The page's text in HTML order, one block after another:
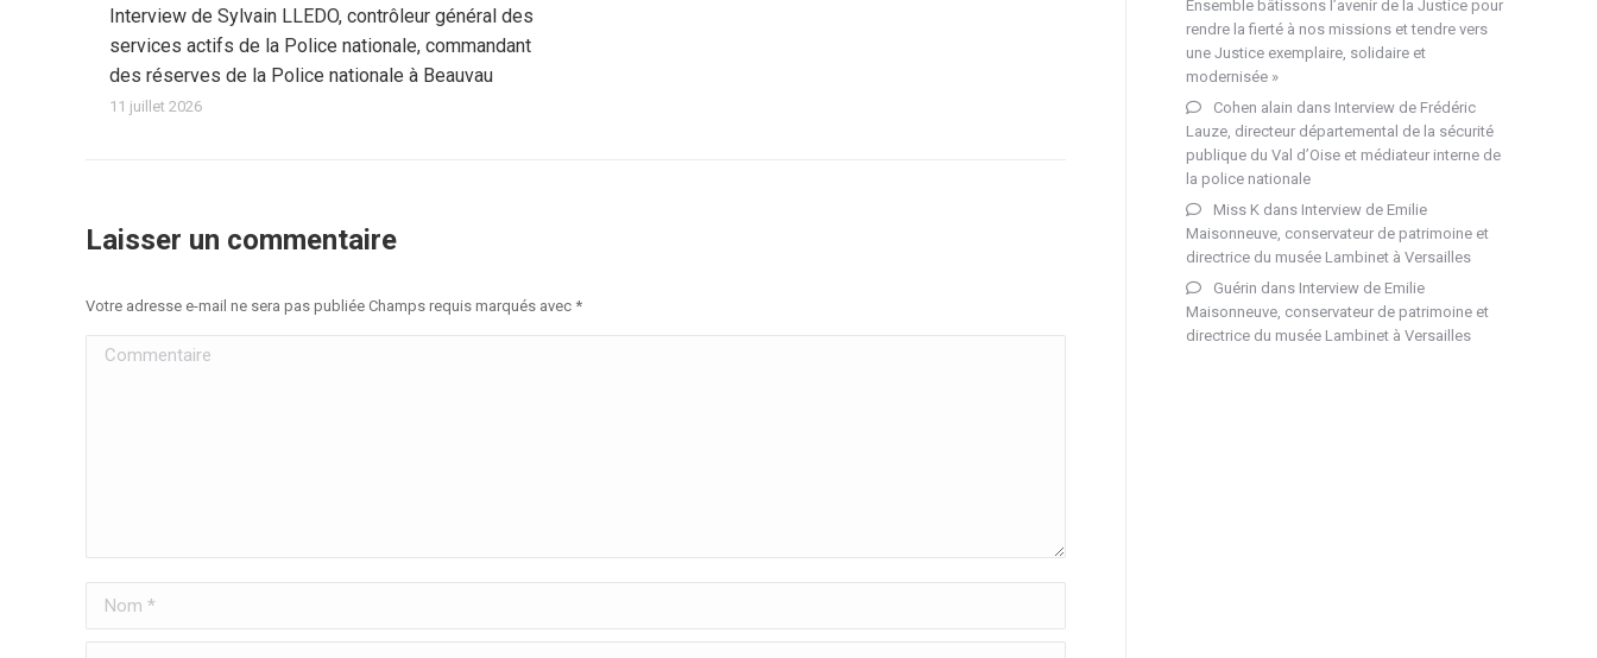
Interview de Sylvain LLEDO, contrôleur général des
services actifs de la Police nationale, commandant
des réserves de la Police nationale à Beauvau
11 juillet 2026
Laisser un commentaire
Votre adresse e-mail ne sera pas publiée Champs requis marqués avec *
Commentaire
Nom *
Ensemble bâtissons l’avenir de la Justice pour
rendre la fierté à nos missions et tendre vers
une Justice exemplaire, solidaire et
modernisée »
Cohen alain dans Interview de Frédéric
Lauze, directeur départemental de la sécurité
publique du Val d’Oise et médiateur interne de
la police nationale
Miss K dans Interview de Emilie
Maisonneuve, conservateur de patrimoine et
directrice du musée Lambinet à Versailles
Guérin dans Interview de Emilie
Maisonneuve, conservateur de patrimoine et
directrice du musée Lambinet à Versailles